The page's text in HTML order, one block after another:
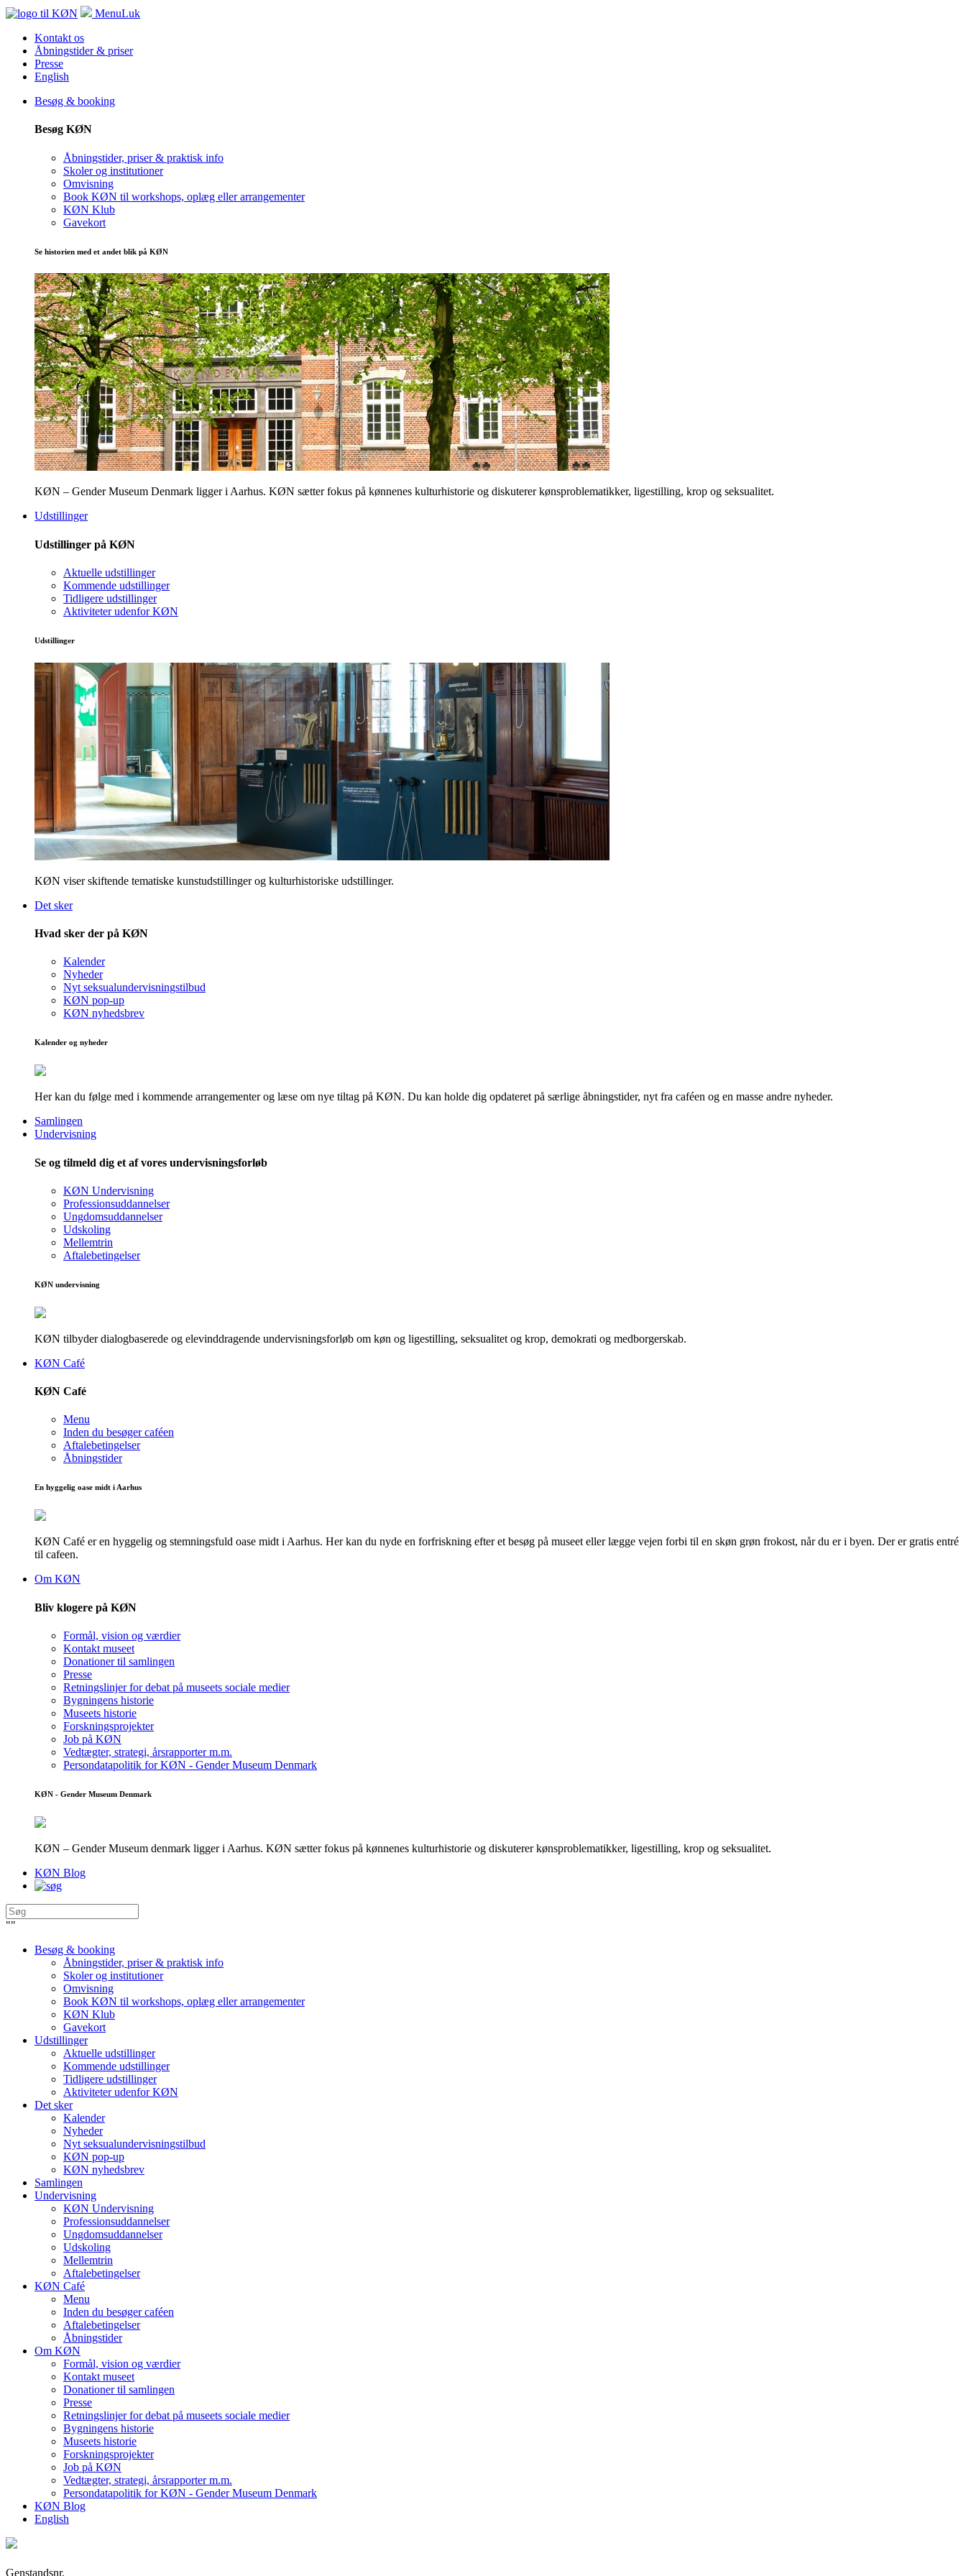
MenuLuk
Kontakt os
Åbningstider & priser
Presse
English
Besøg & booking
Besøg KØN
Åbningstider, priser & praktisk info
Skoler og institutioner
Omvisning
Book KØN til workshops, oplæg eller arrangementer
KØN Klub
Gavekort
Se historien med et andet blik på KØN
KØN – Gender Museum Denmark ligger i Aarhus. KØN sætter fokus på kønnenes kulturhistorie og diskuterer kønsproblematikker, ligestilling, krop og seksualitet.
Udstillinger
Udstillinger på KØN
Aktuelle udstillinger
Kommende udstillinger
Tidligere udstillinger
Aktiviteter udenfor KØN
Udstillinger
KØN viser skiftende tematiske kunstudstillinger og kulturhistoriske udstillinger.
Det sker
Hvad sker der på KØN
Kalender
Nyheder
Nyt seksualundervisningstilbud
KØN pop-up
KØN nyhedsbrev
Kalender og nyheder
Her kan du følge med i kommende arrangementer og læse om nye tiltag på KØN. Du kan holde dig opdateret på særlige åbningstider, nyt fra caféen og en masse andre nyheder.
Samlingen
Undervisning
Se og tilmeld dig et af vores undervisningsforløb
KØN Undervisning
Professionsuddannelser
Ungdomsuddannelser
Udskoling
Mellemtrin
Aftalebetingelser
KØN undervisning
KØN tilbyder dialogbaserede og elevinddragende undervisningsforløb om køn og ligestilling, seksualitet og krop, demokrati og medborgerskab.
KØN Café
KØN Café
Menu
Inden du besøger caféen
Aftalebetingelser
Åbningstider
En hyggelig oase midt i Aarhus
KØN Café er en hyggelig og stemningsfuld oase midt i Aarhus. Her kan du nyde en forfriskning efter et besøg på museet eller lægge vejen forbi til en skøn grøn frokost, når du er i byen. Der er gratis entré
til cafeen.
Om KØN
Bliv klogere på KØN
Formål, vision og værdier
Kontakt museet
Donationer til samlingen
Presse
Retningslinjer for debat på museets sociale medier
Bygningens historie
Museets historie
Forskningsprojekter
Job på KØN
Vedtægter, strategi, årsrapporter m.m.
Persondatapolitik for KØN - Gender Museum Denmark
KØN - Gender Museum Denmark
KØN – Gender Museum denmark ligger i Aarhus. KØN sætter fokus på kønnenes kulturhistorie og diskuterer kønsproblematikker, ligestilling, krop og seksualitet.
KØN Blog
""
Besøg & booking
Åbningstider, priser & praktisk info
Skoler og institutioner
Omvisning
Book KØN til workshops, oplæg eller arrangementer
KØN Klub
Gavekort
Udstillinger
Aktuelle udstillinger
Kommende udstillinger
Tidligere udstillinger
Aktiviteter udenfor KØN
Det sker
Kalender
Nyheder
Nyt seksualundervisningstilbud
KØN pop-up
KØN nyhedsbrev
Samlingen
Undervisning
KØN Undervisning
Professionsuddannelser
Ungdomsuddannelser
Udskoling
Mellemtrin
Aftalebetingelser
KØN Café
Menu
Inden du besøger caféen
Aftalebetingelser
Åbningstider
Om KØN
Formål, vision og værdier
Kontakt museet
Donationer til samlingen
Presse
Retningslinjer for debat på museets sociale medier
Bygningens historie
Museets historie
Forskningsprojekter
Job på KØN
Vedtægter, strategi, årsrapporter m.m.
Persondatapolitik for KØN - Gender Museum Denmark
KØN Blog
English
Genstandsnr.